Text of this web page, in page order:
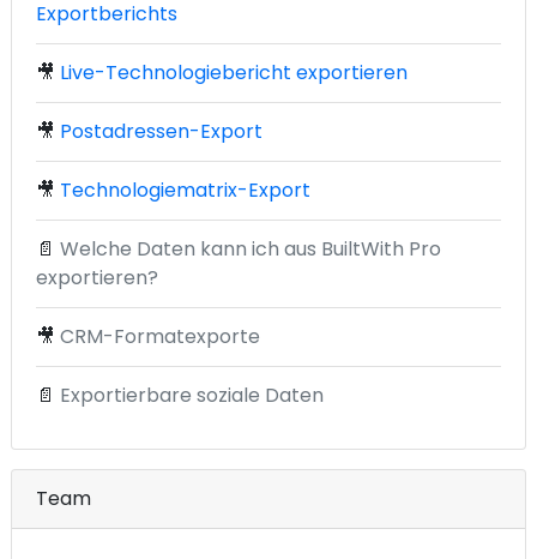
Exportberichts
🎥 Live-Technologiebericht exportieren
🎥 Postadressen-Export
🎥 Technologiematrix-Export
📄 Welche Daten kann ich aus BuiltWith Pro
exportieren?
🎥 CRM-Formatexporte
📄 Exportierbare soziale Daten
Team